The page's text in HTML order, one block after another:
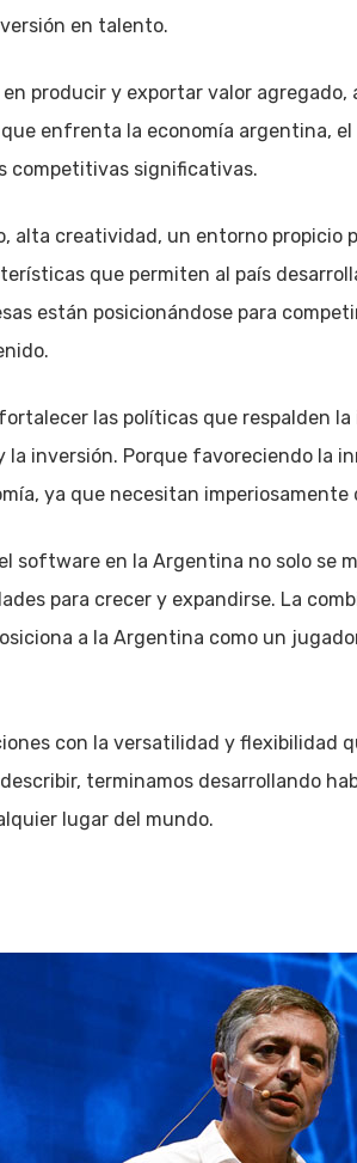
en talento.
producir y exportar valor
enfrenta la economía argentina,
competitivas significativas.
alta creatividad, un entorno propicio
que permiten al país
están posicionándose para
las políticas que respalden
la inversión. Porque favoreciendo la
ya que necesitan imperiosamente
software en la Argentina no solo se
para crecer y expandirse. La
a la Argentina como un
con la versatilidad y flexibilidad
terminamos desarrollando
lugar del mundo.